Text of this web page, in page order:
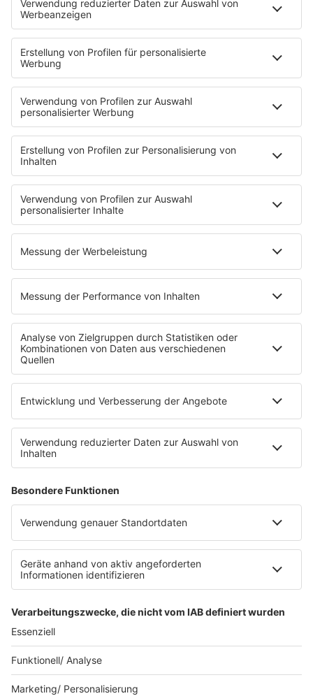
Deutsche Liebeslieder
PODCASTS
Mit den Waffeln einer Frau
Frühstück bei Barbara
Brave & One
NotAufnahme
"Bewerbung und Karriere"
Aber bitte mit Schlager
Erdbeerkäse
Fitness mit M.A.R.K
Glück in Worten
Todesursache
Niemand muss ein Promi sein
PROGRAMM
Mit den Waffeln einer Frau
SERVICE
Empfang
barba radio App
Impressum
Datenschutz Facebook & Instagram
Datenschutzeinstellungen
Clubbedingungen
Werbung schalten
Waffel-Werbepartner
80s80s.de
90s90s.de
Schlagerplanetradio.com
1deutsch.de
WEIHNACHTSMUSIK.FM
© barba radio. Ein Baby von Barbara Schöneberger und